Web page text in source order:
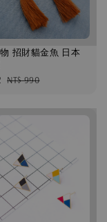
招財貓金魚 日本
Regular
NT$ 990